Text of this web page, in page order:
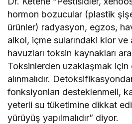
hormon bozucular (plastik
ürünler) radyasyon, egzos,
alkol, içme sularındaki klor ve
havuzları toksin kaynakları
Toksinlerden uzaklaşmak için
alınmalıdır.
fonksiyonları desteklenmeli,
yeterli su tüketimine dikkat
yürüyüş yapılmalıdır” diyor.